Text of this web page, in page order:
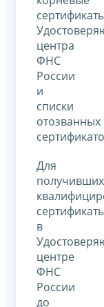
центра
ФНС
России
и
списки
отозванных
Для
получивших
в
центре
ФНС
России
до